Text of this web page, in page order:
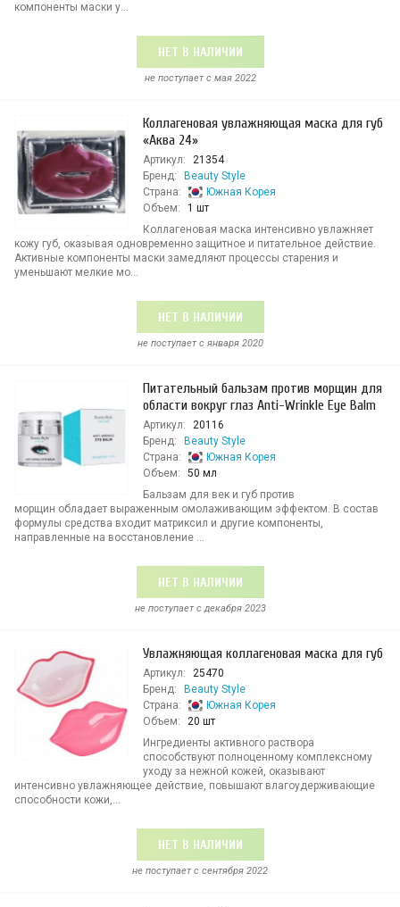
компоненты маски у...
НЕТ В НАЛИЧИИ
не поступает c мая 2022
Коллагеновая увлажняющая маска для губ
«Аква 24»
Артикул:
21354
Бренд:
Beauty Style
Страна:
Южная Корея
Объем:
1 шт
Коллагеновая маска интенсивно увлажняет
кожу губ, оказывая одновременно защитное и питательное действие.
Активные компоненты маски замедляют процессы старения и
уменьшают мелкие мо...
НЕТ В НАЛИЧИИ
не поступает c января 2020
Питательный бальзам против морщин для
области вокруг глаз Anti-Wrinkle Eye Balm
Артикул:
20116
Бренд:
Beauty Style
Страна:
Южная Корея
Объем:
50 мл
Бальзам для век и губ против
морщин обладает выраженным омолаживающим эффектом. В состав
формулы средства входит матриксил и другие компоненты,
направленные на восстановление ...
НЕТ В НАЛИЧИИ
не поступает c декабря 2023
Увлажняющая коллагеновая маска для губ
Артикул:
25470
Бренд:
Beauty Style
Страна:
Южная Корея
Объем:
20 шт
Ингредиенты активного раствора
способствуют полноценному комплексному
уходу за нежной кожей, оказывают
интенсивно увлажняющее действие, повышают влагоудерживающие
способности кожи,...
НЕТ В НАЛИЧИИ
не поступает c сентября 2022